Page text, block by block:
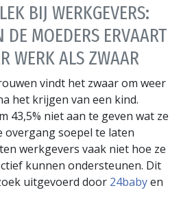
BIJ WERKGEVERS:
DE MOEDERS ERVAART
WERK ALS ZWAAR
vindt het zwaar om weer
het krijgen van een kind.
43,5% niet aan te geven wat ze
overgang soepel te laten
werkgevers vaak niet hoe ze
kunnen ondersteunen. Dit
uitgevoerd door 24babyen